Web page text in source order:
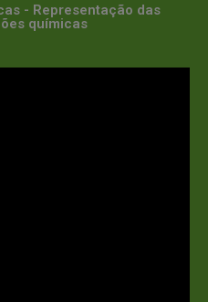
- Representação das
químicas